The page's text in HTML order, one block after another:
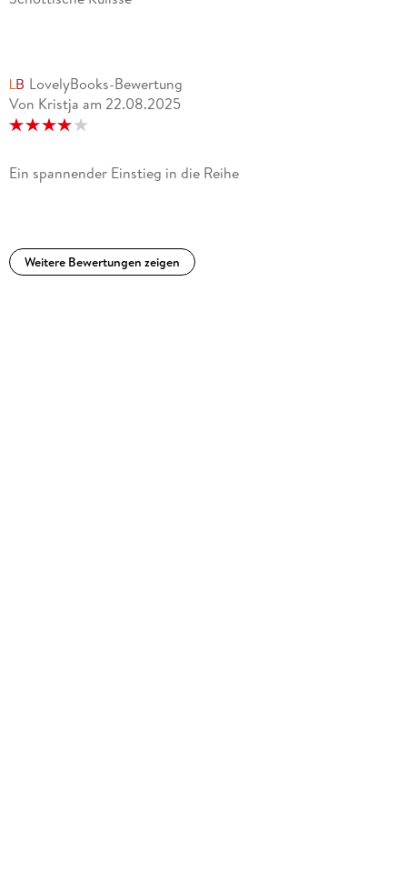
LovelyBooks-Bewertung
Von Kristja am 22.08.2025
Ein spannender Einstieg in die Reihe
Weitere Bewertungen zeigen